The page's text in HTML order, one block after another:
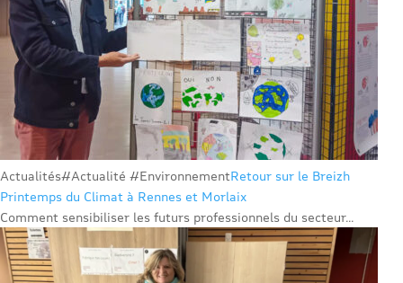
Actualités#Actualité #EnvironnementRetour sur le Breizh
Printemps du Climat à Rennes et Morlaix
Comment sensibiliser les futurs professionnels du secteur...